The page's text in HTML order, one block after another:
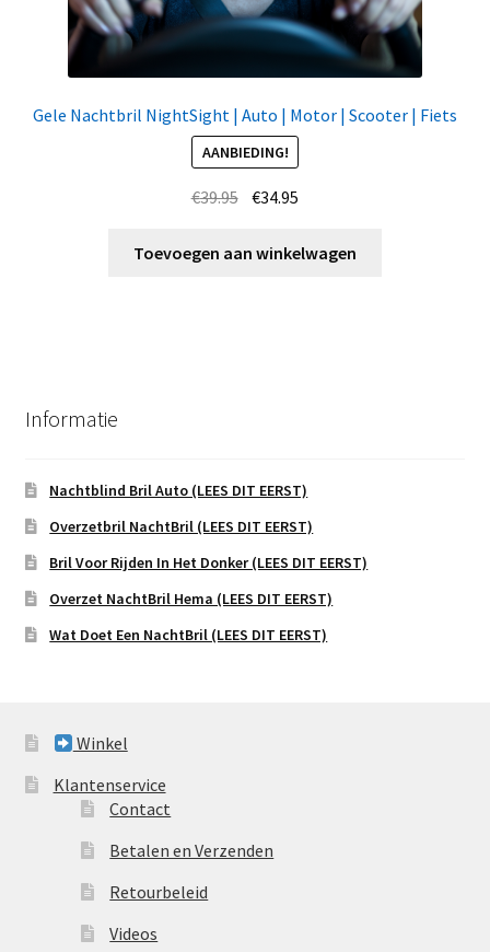
Gele Nachtbril NightSight | Auto | Motor | Scooter | Fiets
AANBIEDING!
€39.95 Oorspronkelijke
was:
€34.95
is:
Toevoegen aan winkelwagen
Informatie
Nachtblind Bril Auto (LEES DIT EERST)
Overzetbril NachtBril (LEES DIT EERST)
Bril Voor Rijden In Het Donker (LEES DIT EERST)
Overzet NachtBril Hema (LEES DIT EERST)
Wat Doet Een NachtBril (LEES DIT EERST)
Winkel
Klantenservice
Contact
Betalen en Verzenden
Retourbeleid
Videos